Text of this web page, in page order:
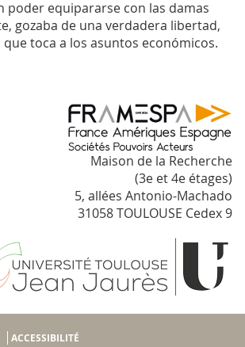
poder equipararse con las damas
gozaba de una verdadera libertad,
toca a los asuntos económicos.
Maison de la Recherche
(3e et 4e étages)
5, allées Antonio-Machado
31058 TOULOUSE Cedex 9
ACCESSIBILITÉ